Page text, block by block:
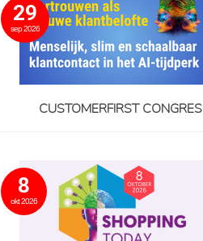
29
sep 2026
CUSTOMERFIRST CONGRES
8
okt 2026